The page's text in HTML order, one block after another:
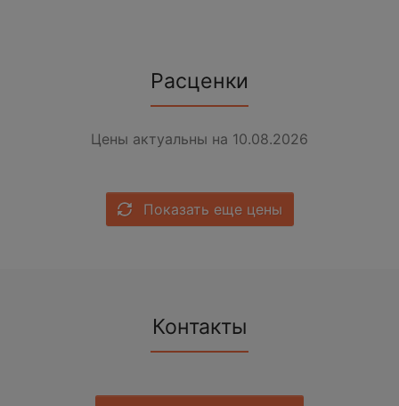
Расценки
Цены актуальны на 10.08.2026
Показать еще цены
Контакты